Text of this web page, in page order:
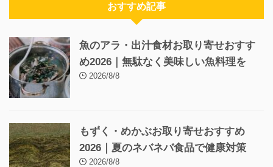
おすすめ記事
魚のアラ・出汁食材お取り寄せおすす
め2026｜無駄なく美味しい魚料理を
2026/8/8
もずく・めかぶお取り寄せおすすめ
2026｜夏のネバネバ食品で健康対策
2026/8/8